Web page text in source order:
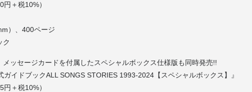
＋税10%）
）、400ページ
ク
ッセージカードを付属したスペシャルボックス仕様版も同時発売!!
イドブックALL SONGS STORIES 1993-2024【スペシャルボックス】』
＋税10%）